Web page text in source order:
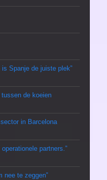
Spanje de juiste plek”
tussen de koeien
in Barcelona
partners.”
nee te zeggen”